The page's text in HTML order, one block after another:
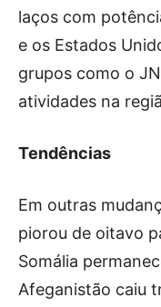
laços com
e os Estados
grupos como o
atividades na
Tendências
Em outras
piorou de oitavo
Somália
Afeganistão caiu